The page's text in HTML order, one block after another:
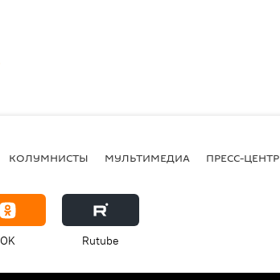
КОЛУМНИСТЫ МУЛЬТИМЕДИА ПРЕСС-ЦЕНТР
OK Rutube